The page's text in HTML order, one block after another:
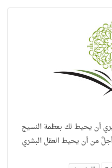
أن يحيط لك بعظمة النسيج
من أن يحيط العقل البشري